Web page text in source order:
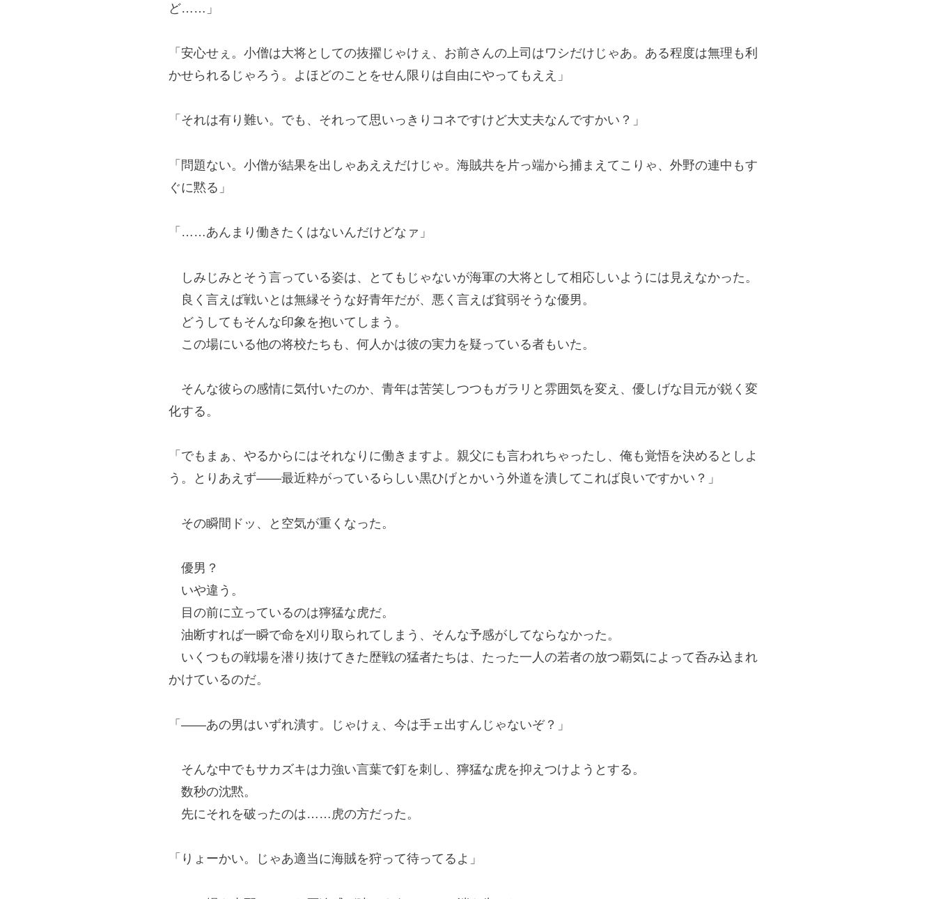
ど……」
「安心せぇ。小僧は大将としての抜擢じゃけぇ、お前さんの上司はワシだけじゃあ。ある程度は無理も利
かせられるじゃろう。よほどのことをせん限りは自由にやってもええ」
「それは有り難い。でも、それって思いっきりコネですけど大丈夫なんですかい？」
「問題ない。小僧が結果を出しゃあええだけじゃ。海賊共を片っ端から捕まえてこりゃ、外野の連中もす
ぐに黙る」
「……あんまり働きたくはないんだけどなァ」
しみじみとそう言っている姿は、とてもじゃないが海軍の大将として相応しいようには見えなかった。
良く言えば戦いとは無縁そうな好青年だが、悪く言えば貧弱そうな優男。
どうしてもそんな印象を抱いてしまう。
この場にいる他の将校たちも、何人かは彼の実力を疑っている者もいた。
そんな彼らの感情に気付いたのか、青年は苦笑しつつもガラリと雰囲気を変え、優しげな目元が鋭く変
化する。
「でもまぁ、やるからにはそれなりに働きますよ。親父にも言われちゃったし、俺も覚悟を決めるとしよ
う。とりあえず――最近粋がっているらしい黒ひげとかいう外道を潰してこれば良いですかい？」
その瞬間ドッ、と空気が重くなった。
優男？
いや違う。
目の前に立っているのは獰猛な虎だ。
油断すれば一瞬で命を刈り取られてしまう、そんな予感がしてならなかった。
いくつもの戦場を潜り抜けてきた歴戦の猛者たちは、たった一人の若者の放つ覇気によって呑み込まれ
かけているのだ。
「――あの男はいずれ潰す。じゃけぇ、今は手ェ出すんじゃないぞ？」
そんな中でもサカズキは力強い言葉で釘を刺し、獰猛な虎を抑えつけようとする。
数秒の沈黙。
先にそれを破ったのは……虎の方だった。
「りょーかい。じゃあ適当に海賊を狩って待ってるよ」